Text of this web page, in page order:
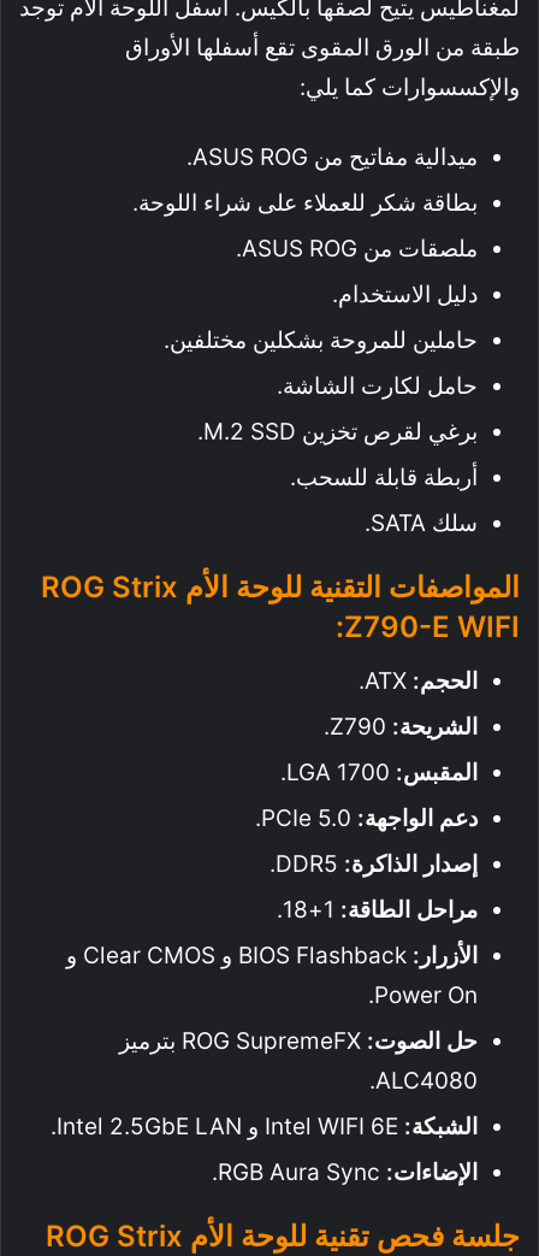
لمغناطيس يتيح لصقها بالكيس. أسفل اللوحة الأم توجد
طبقة من الورق المقوى تقع أسفلها الأوراق
والإكسسوارات كما يلي:
ميدالية مفاتيح من ASUS ROG.
بطاقة شكر للعملاء على شراء اللوحة.
ملصقات من ASUS ROG.
دليل الاستخدام.
حاملين للمروحة بشكلين مختلفين.
حامل لكارت الشاشة.
برغي لقرص تخزين M.2 SSD.
أربطة قابلة للسحب.
سلك SATA.
المواصفات التقنية للوحة الأم ROG Strix
Z790-E WIFI:
الحجم:
الشريحة:
المقبس:
دعم الواجهة:
إصدار الذاكرة:
مراحل الطاقة:
الأزرار:
BIOS Flashback و Clear CMOS و
Power On.
حل الصوت:
ROG SupremeFX بترميز
ALC4080.
الشبكة:
الإضاءات:
جلسة فحص تقنية للوحة الأم ROG Strix